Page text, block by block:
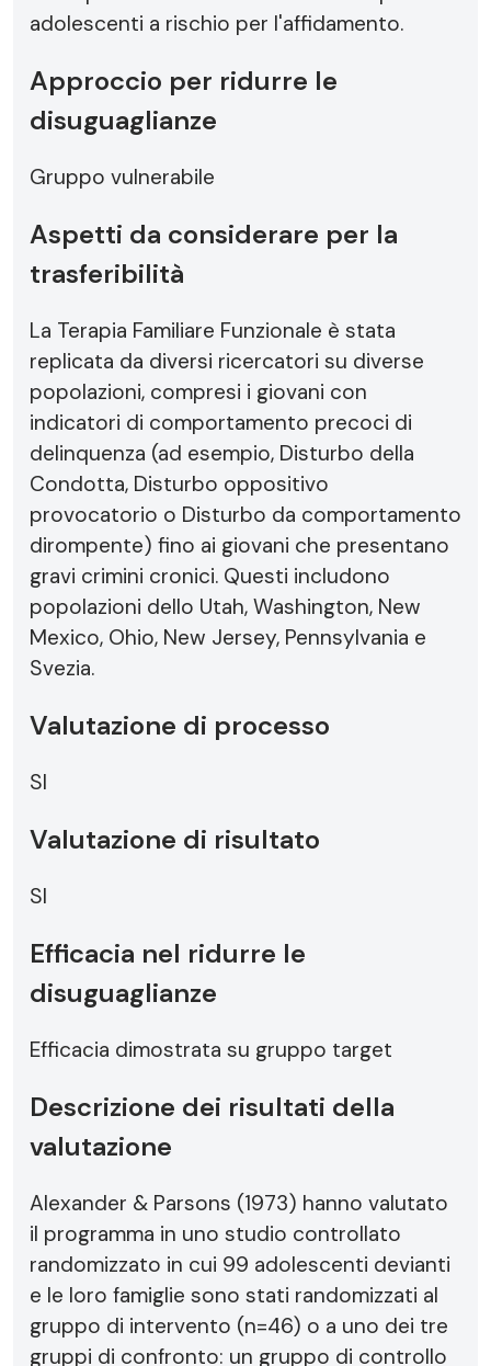
adolescenti a rischio per l'affidamento.
Approccio per ridurre le
disuguaglianze
Gruppo vulnerabile
Aspetti da considerare per la
trasferibilità
La Terapia Familiare Funzionale è stata
replicata da diversi ricercatori su diverse
popolazioni, compresi i giovani con
indicatori di comportamento precoci di
delinquenza (ad esempio, Disturbo della
Condotta, Disturbo oppositivo
provocatorio o Disturbo da comportamento
dirompente) fino ai giovani che presentano
gravi crimini cronici. Questi includono
popolazioni dello Utah, Washington, New
Mexico, Ohio, New Jersey, Pennsylvania e
Svezia.
Valutazione di processo
SI
Valutazione di risultato
SI
Efficacia nel ridurre le
disuguaglianze
Efficacia dimostrata su gruppo target
Descrizione dei risultati della
valutazione
Alexander & Parsons (1973) hanno valutato
il programma in uno studio controllato
randomizzato in cui 99 adolescenti devianti
e le loro famiglie sono stati randomizzati al
gruppo di intervento (n=46) o a uno dei tre
gruppi di confronto: un gruppo di controllo